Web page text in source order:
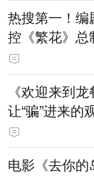
热搜第一！编
控《繁花》
务问题，录音
了，要不然又
《欢迎来到
让“骗”进来的
电影《去你